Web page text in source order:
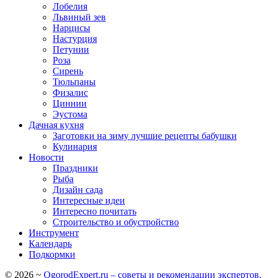
Лобелия
Львиный зев
Нарцисы
Настурция
Петунии
Роза
Сирень
Тюльпаны
Физалис
Циннии
Эустома
Дачная кухня
Заготовки на зиму лучшие рецепты бабушки
Кулинария
Новости
Праздники
Рыба
Дизайн сада
Интересные идеи
Интересно почитать
Строительство и обустройство
Инструмент
Календарь
Подкормки
© 2026 ~ OgorodExpert.ru – cоветы и рекомендации экспертов,